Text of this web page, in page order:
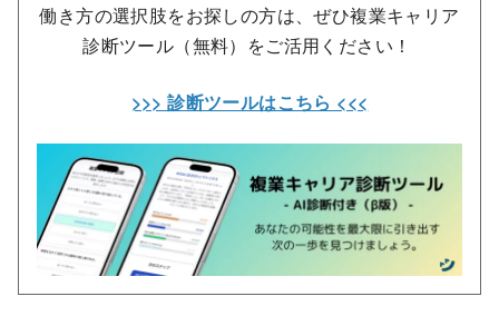
働き方の選択肢をお探しの方は、ぜひ複業キャリア
診断ツール（無料）をご活用ください！
>>> 診断ツールはこちら <<<